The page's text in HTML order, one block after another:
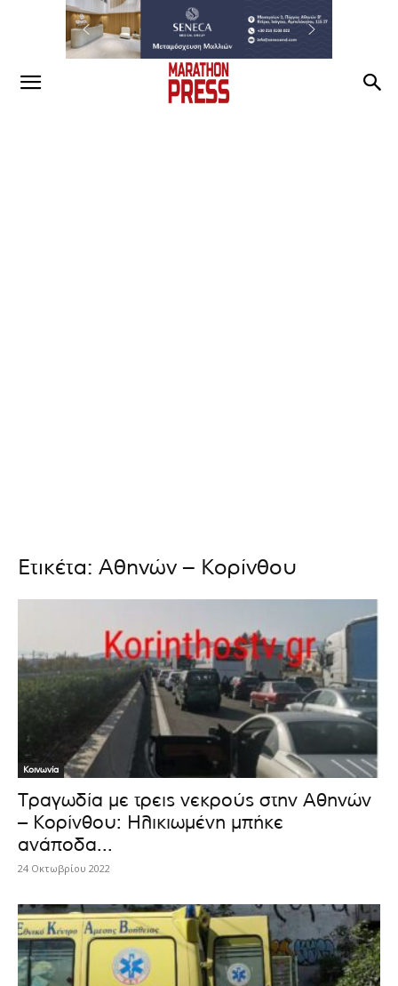
Ετικέτα: Αθηνών – Κορίνθου
Κοινωνία
Τραγωδία με τρεις νεκρούς στην Αθηνών
– Κορίνθου: Ηλικιωμένη μπήκε
ανάποδα...
24 Οκτωβρίου 2022